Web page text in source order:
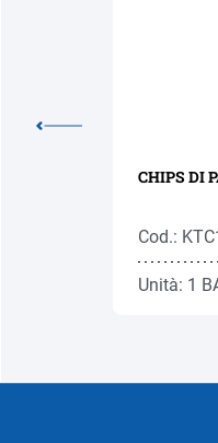
CHIPS DI
Cod.:
Unità: 1